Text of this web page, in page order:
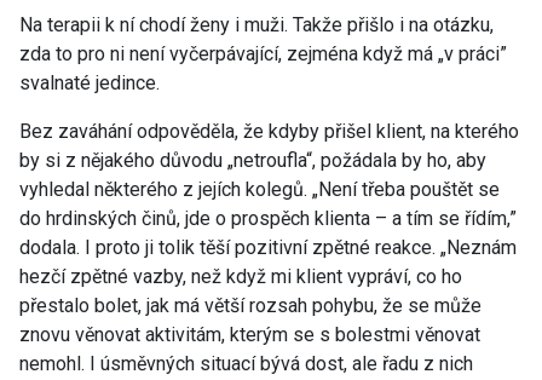
Na terapii k ní chodí ženy i muži. Takže přišlo i na otázku,
zda to pro ni není vyčerpávající, zejména když má „v práci”
svalnaté jedince.
Bez zaváhání odpověděla, že kdyby přišel klient, na kterého
by si z nějakého důvodu „netroufla“, požádala by ho, aby
vyhledal některého z jejích kolegů. „Není třeba pouštět se
do hrdinských činů, jde o prospěch klienta – a tím se řídím,”
dodala. I proto ji tolik těší pozitivní zpětné reakce. „Neznám
hezčí zpětné vazby, než když mi klient vypráví, co ho
přestalo bolet, jak má větší rozsah pohybu, že se může
znovu věnovat aktivitám, kterým se s bolestmi věnovat
nemohl. I úsměvných situací bývá dost, ale řadu z nich